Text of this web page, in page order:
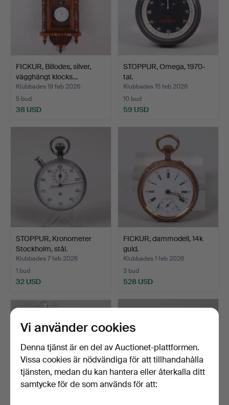
FICKUR, Billodes, silver,
vägghängt klocks…
Klubbades 19 feb 2026
5 bud
38 USD
STOPPUR, Omega, 1970-
tal.
Klubbades 15 feb 2026
10 bud
59 USD
STOPPUR, Kronometer
Stockholm, stål.
Klubbades 7 feb 2026
1 bud
32 USD
FICKUR, dammodell, 14k
guld.
Klubbades 1 feb 2026
3 bud
528 USD
Vi använder cookies
Denna tjänst är en del av Auctionet-plattformen.
Vissa cookies är nödvändiga för att tillhandahålla
tjänsten, medan du kan hantera eller återkalla ditt
samtycke för de som används för att: